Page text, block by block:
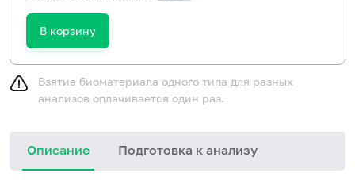
В корзину
Взятие биоматериала одного типа для разных
анализов оплачивается один раз.
Описание Подготовка к анализу